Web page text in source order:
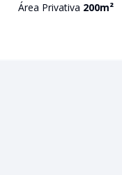
Área Privativa 200m²